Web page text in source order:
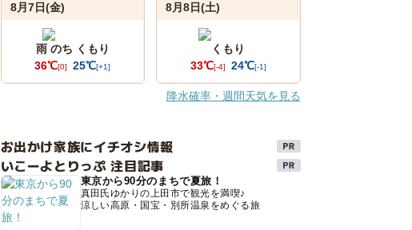
8月7日(金)
雨 のち くもり
36℃[0] 25℃[+1]
8月8日(土)
くもり
33℃[-4] 24℃[-1]
降水確率・週間天気を見る
お出かけ家族にイチオシ情報
いこーよとりっぷ 注目記事
東京から90分のまちで夏旅！
真田氏ゆかりの上田市で観光を満喫♪
涼しい高原・国宝・別所温泉をめぐる旅